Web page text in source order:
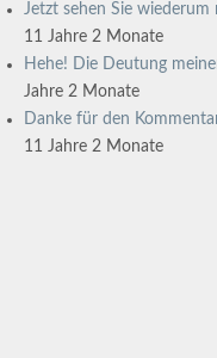
Jetzt sehen Sie wiederum
11 Jahre 2 Monate
Hehe! Die Deutung
Jahre 2 Monate
Danke für den
11 Jahre 2 Monate